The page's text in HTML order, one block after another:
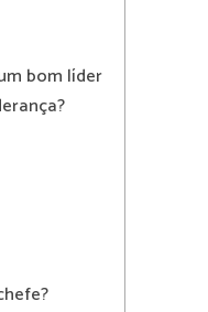
bom líder